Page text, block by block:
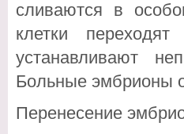
сливаются в
клетки
устанавливают
Больные эмбрионы
Перенесение